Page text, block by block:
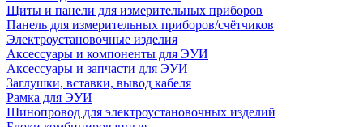
Щиты и панели для измерительных приборов
Панель для измерительных приборов/счётчиков
Электроустановочные изделия
Аксессуары и компоненты для ЭУИ
Аксессуары и запчасти для ЭУИ
Заглушки, вставки, вывод кабеля
Рамка для ЭУИ
Шинопровод для электроустановочных изделий